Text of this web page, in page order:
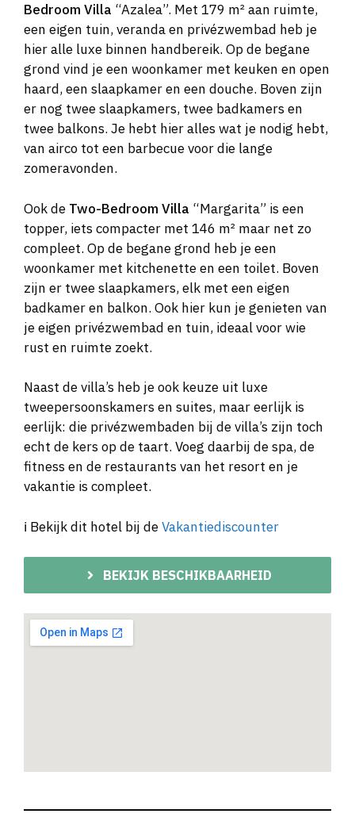
Bedroom Villa “Azalea”. Met 179 m² aan ruimte,
een eigen tuin, veranda en privézwembad heb je
hier alle luxe binnen handbereik. Op de begane
grond vind je een woonkamer met keuken en open
haard, een slaapkamer en een douche. Boven zijn
er nog twee slaapkamers, twee badkamers en
twee balkons. Je hebt hier alles wat je nodig hebt,
van airco tot een barbecue voor die lange
zomeravonden.
Ook de Two-Bedroom Villa “Margarita” is een
topper, iets compacter met 146 m² maar net zo
compleet. Op de begane grond heb je een
woonkamer met kitchenette en een toilet. Boven
zijn er twee slaapkamers, elk met een eigen
badkamer en balkon. Ook hier kun je genieten van
je eigen privézwembad en tuin, ideaal voor wie
rust en ruimte zoekt.
Naast de villa’s heb je ook keuze uit luxe
tweepersoonskamers en suites, maar eerlijk is
eerlijk: die privézwembaden bij de villa’s zijn toch
echt de kers op de taart. Voeg daarbij de spa, de
fitness en de restaurants van het resort en je
vakantie is compleet.
ℹ️ Bekijk dit hotel bij deVakantiediscounter
BEKIJK BESCHIKBAARHEID